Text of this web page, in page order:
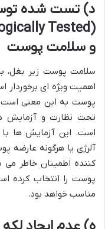
د) تست شده
و سلامت پوست
سلامت پوست زیر بغل،
اهمیت ویژه ای
تحت نظارت و آزمایش
است. این آزمایش ها
آلرژی یا هرگونه عارضه
کننده اطمینان خاطر می
پوست را انتخاب کرده
مناسب خواهد بود.